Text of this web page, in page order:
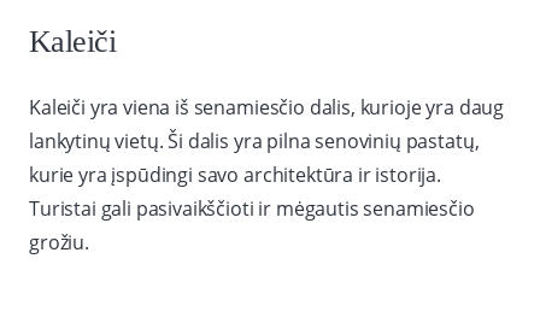
Kaleiči
Kaleiči yra viena iš senamiesčio dalis, kurioje yra daug
lankytinų vietų. Ši dalis yra pilna senovinių pastatų,
kurie yra įspūdingi savo architektūra ir istorija.
Turistai gali pasivaikščioti ir mėgautis senamiesčio
grožiu.